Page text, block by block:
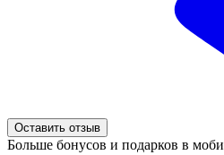
Оставить отзыв
Больше бонусов и подарков в